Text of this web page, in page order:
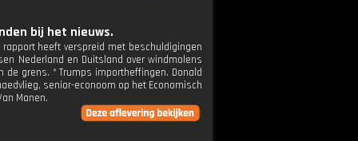
bij het nieuws.
heeft verspreid met beschuldigingen
Nederland en Duitsland over windmolens
grens. * Trumps importheffingen. Donald
senior-econoom op het Economisch
Manen.